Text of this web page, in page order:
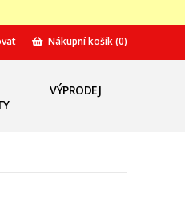
Nákupní košík(0)
VÝPRODEJ